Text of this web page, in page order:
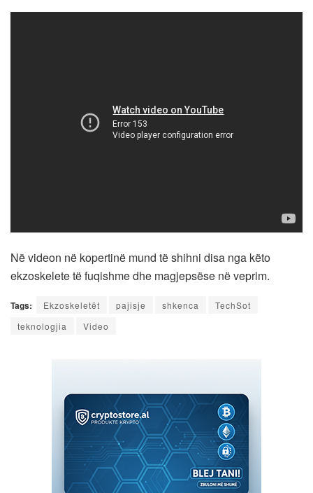
Në videon në kopertinë mund të shihni disa nga këto
ekzoskelete të fuqishme dhe magjepsëse në veprim.
Tags: Ekzoskeletët pajisje shkenca
TechSot
teknologjia
Video